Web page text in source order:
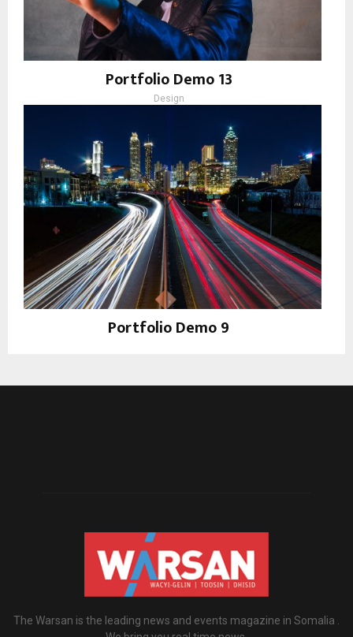
Portfolio Demo 13
Design
Portfolio Demo 9
The Warsan is the leading news and events magazine in Somalia .